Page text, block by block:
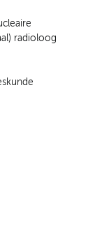
radioloog